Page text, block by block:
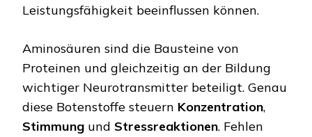
Leistungsfähigkeit beeinflussen können.
Aminosäuren sind die Bausteine von
Proteinen und gleichzeitig an der Bildung
wichtiger Neurotransmitter beteiligt. Genau
diese Botenstoffe steuern Konzentration,
Stimmung und Stressreaktionen. Fehlen